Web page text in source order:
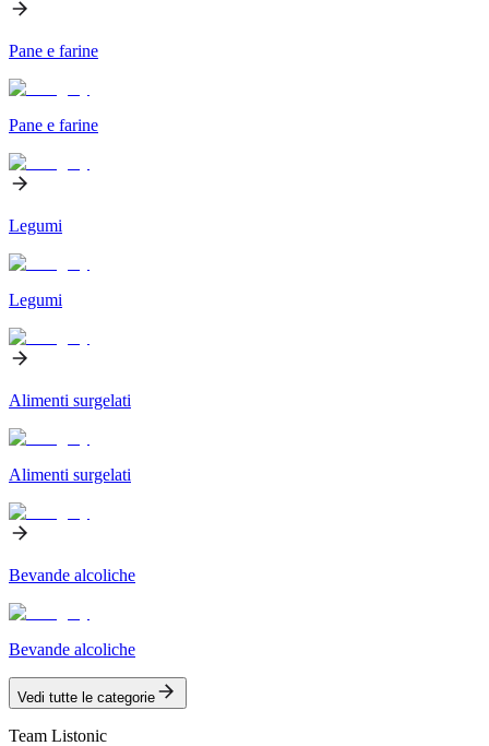
Pane e farine
Pane e farine
Legumi
Legumi
Alimenti surgelati
Alimenti surgelati
Bevande alcoliche
Bevande alcoliche
Vedi tutte le categorie
Team Listonic